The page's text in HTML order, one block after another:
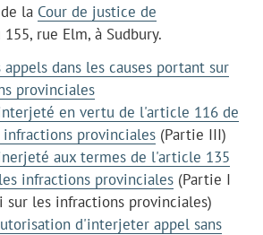
la Cour de justice de
rue Elm, à Sudbury.
appels dans les causes portant sur
provinciales
en vertu de l'article 116 de
provinciales (Partie III)
aux termes de l'article 135
infractions provinciales (Partie I
sur les infractions provinciales)
d'interjeter appel sans